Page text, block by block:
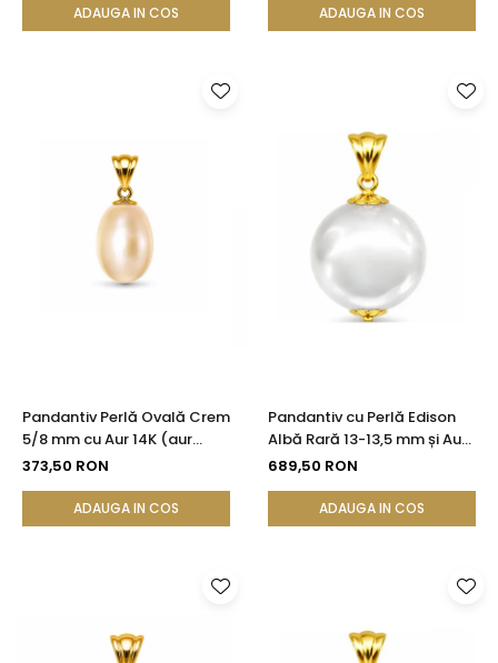
ADAUGA IN COS ADAUGA IN COS
Pandantiv Perlă Ovală Crem
5/8 mm cu Aur 14K (aur
585)| KASKADDA®
373,50 RON
ADAUGA IN COS
Pandantiv cu Perlă Edison
Albă Rară 13-13,5 mm și Aur
Galben 14K (aur 585) |
689,50 RON
ADAUGA IN COS